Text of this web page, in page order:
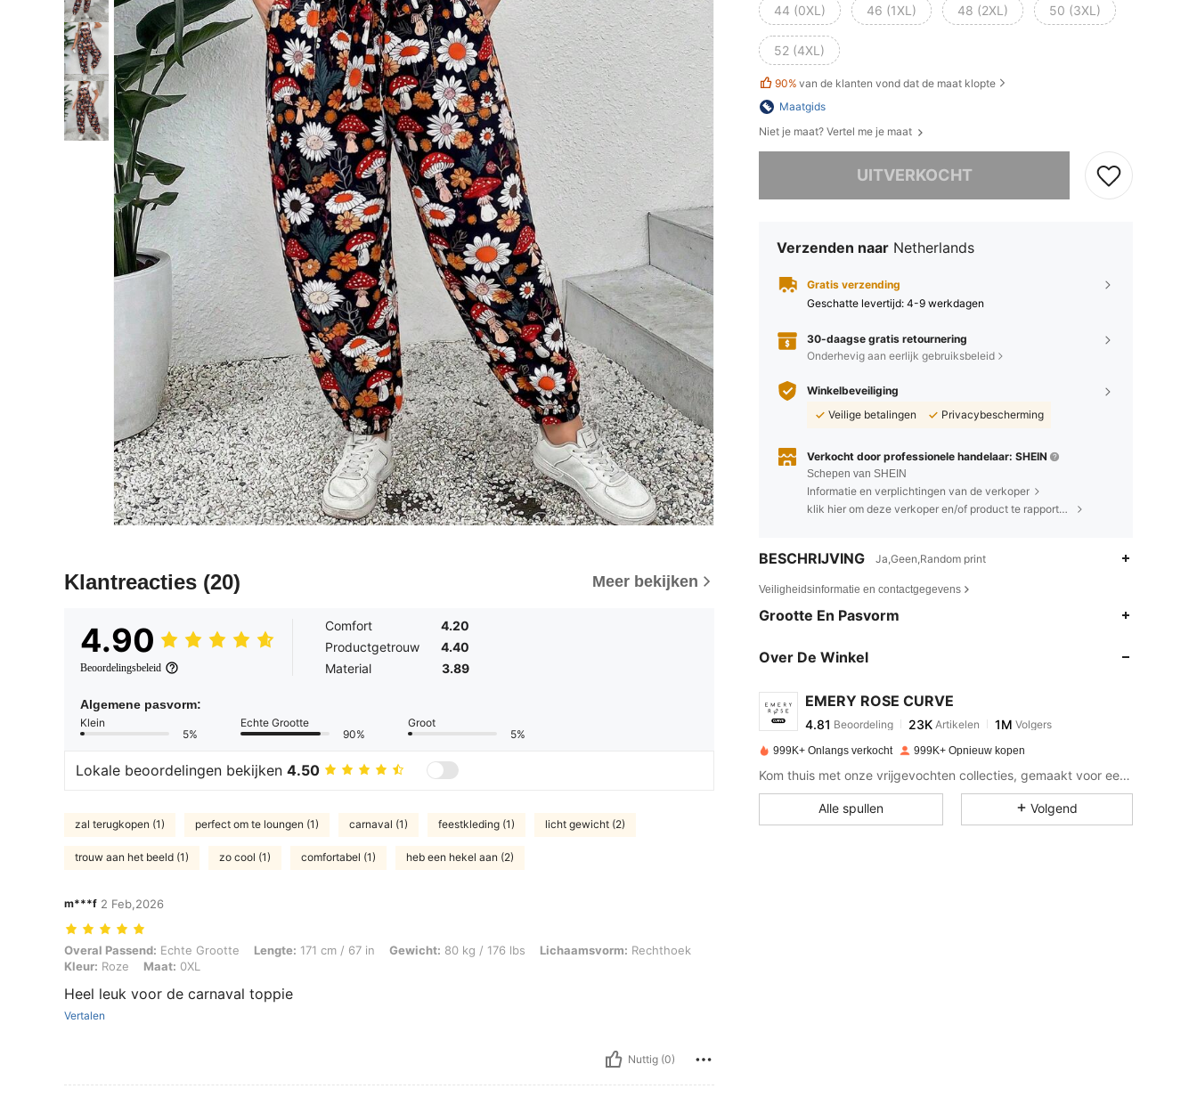
Klantreacties (20) Meer bekijken
4.90
Beoordelingsbeleid
Comfort
4.20
Productgetrouw
4.40
Material
3.89
Algemene pasvorm:
Klein
5%
Echte Grootte
90%
Groot
5%
Lokale beoordelingen bekijken 4.50
zal terugkopen (1) perfect om te loungen (1) carnaval (1) feestkleding (1) licht gewicht (2)
trouw aan het beeld (1) zo cool (1) comfortabel (1) heb een hekel aan (2)
m***f 2 Feb,2026
Overal Passend: Echte Grootte, Lengte: 171 cm / 67 in, Gewicht: 80 kg / 176 lbs, Lichaamsvorm: Rechthoek, Kleur: Roze, Maat: 0XL
Overal Passend: Echte Grootte Lengte: 171 cm / 67 in Gewicht: 80 kg / 176 lbs Lichaamsvorm: Rechthoek
Kleur: Roze Maat: 0XL
Heel leuk voor de carnaval toppie
Vertalen
Nuttig (0)
44 (0XL) 46 (1XL) 48 (2XL) 50 (3XL)
52 (4XL)
90% van de klanten vond dat de maat klopte
Maatgids
Niet je maat? Vertel me je maat
UITVERKOCHT
Sorry, dit product is uitverkocht.
Verzenden naar Netherlands
Gratis verzending
Geschatte levertijd: 4-9 werkdagen
30-daagse gratis retournering
Onderhevig aan eerlijk gebruiksbeleid
Winkelbeveiliging
Veilige betalingen
Privacybescherming
Verkocht door professionele handelaar: SHEIN
Schepen van SHEIN
Informatie en verplichtingen van de verkoper
klik hier om deze verkoper en/of product te rapporteren.
BESCHRIJVING Ja,Geen,Random print
Veiligheidsinformatie en contactgegevens
Grootte En Pasvorm
Over De Winkel
EMERY ROSE CURVE
4.81
4.81Beoordeling 23KArtikelen
a***tbetaalde1 dag geleden
4.81
999K+ Onlangs verkocht 999K+ Opnieuw kopen
Kom thuis met onze vrijgevochten collecties, gemaakt voor een minder ingewikkeld leven.
Alle spullen Volgend